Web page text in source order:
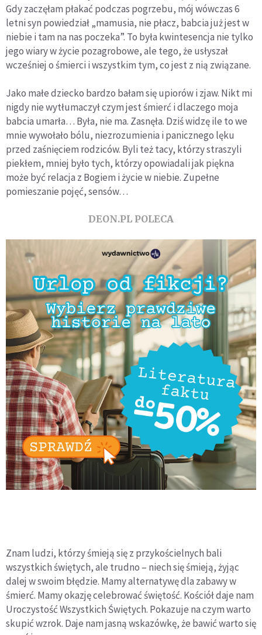
Gdy zaczęłam płakać podczas pogrzebu, mój wówczas 6
letni syn powiedział „mamusia, nie płacz, babcia już jest w
niebie i tam na nas poczeka”. To była kwintesencja nie tylko
jego wiary w życie pozagrobowe, ale tego, że usłyszał
wcześniej o śmierci i wszystkim tym, co jest z nią związane.
Jako małe dziecko bardzo bałam się upiorów i zjaw. Nikt mi
nigdy nie wytłumaczył czym jest śmierć i dlaczego moja
babcia umarła… Była, nie ma. Zasnęła. Dziś widzę ile to we
mnie wywołało bólu, niezrozumienia i panicznego lęku
przed zaśnięciem rodziców. Byli też tacy, którzy straszyli
piekłem, mniej było tych, którzy opowiadali jak piękna
może być relacja z Bogiem i życie w niebie. Zupełne
pomieszanie pojęć, sensów…
DEON.PL POLECA
Znam ludzi, którzy śmieją się z przykościelnych bali
wszystkich świętych, ale trudno – niech się śmieją, żyjąc
dalej w swoim błędzie. Mamy alternatywę dla zabawy w
śmierć. Mamy okazję celebrować świętość. Kościół daje nam
Uroczystość Wszystkich Świętych. Pokazuje na czym warto
skupić wzrok. Daje nam jasną wskazówkę, że bawić warto się